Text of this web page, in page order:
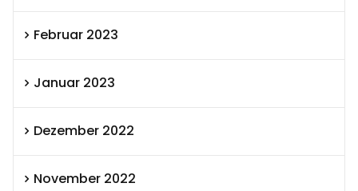
Februar 2023
Januar 2023
Dezember 2022
November 2022